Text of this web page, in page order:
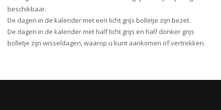
beschikbaar.
De dagen in de kalender met een licht grijs bolletje zijn bezet.
De dagen in de kalender met half licht grijs en half donker grijs
bolletje zijn wisseldagen, waarop u kunt aankomen of vertrekken.